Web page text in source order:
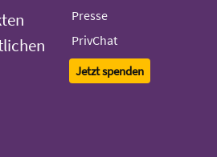
Presse
PrivChat
Jetzt spenden